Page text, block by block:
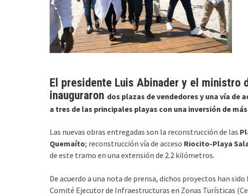
El presidente Luis Abinader y el ministro
inauguraron dos plazas de vendedores y una vía de
a tres de las principales playas con una inversión de
Las nuevas obras entregadas son la reconstrucción de las
Quemaíto; reconstrucción vía de acceso Riocito-Playa
de este tramo en una extensión de 2.2 kilómetros.
De acuerdo a una nota de prensa, dichos proyectos han
Comité Ejecutor de Infraestructuras en Zonas Turísticas